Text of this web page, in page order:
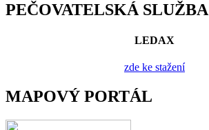
PEČOVATELSKÁ SLUŽBA
LEDAX
zde ke stažení
MAPOVÝ PORTÁL